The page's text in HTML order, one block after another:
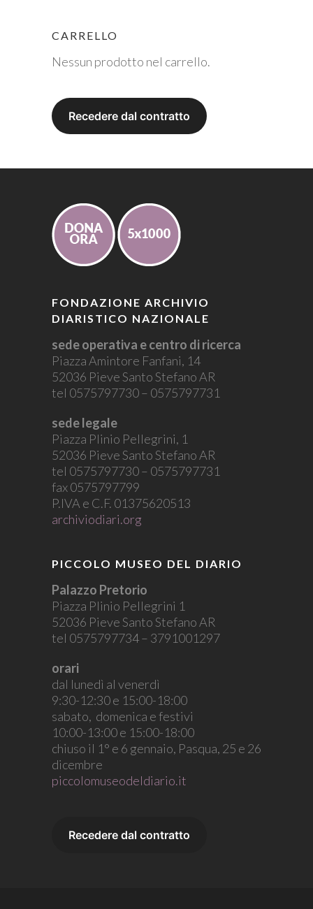
CARRELLO
Nessun prodotto nel carrello.
FONDAZIONE ARCHIVIO
DIARISTICO NAZIONALE
sede operativa e centro di ricerca
Piazza Amintore Fanfani, 14
52036 Pieve Santo Stefano AR
tel 0575797730 – 0575797731
sede legale
Piazza Plinio Pellegrini, 1
52036 Pieve Santo Stefano AR
tel 0575797730 – 0575797731
fax 0575797799
P.IVA e C.F. 01375620513
archiviodiari.org
PICCOLO MUSEO DEL DIARIO
Palazzo Pretorio
Piazza Plinio Pellegrini 1
52036 Pieve Santo Stefano AR
tel 0575797734 – 3791001297
orari
dal lunedì al venerdì
9:30-12:30 e 15:00-18:00
sabato, domenica e festivi
10:00-13:00 e 15:00-18:00
chiuso il 1° e 6 gennaio, Pasqua, 25 e 26
dicembre
piccolomuseodeldiario.it